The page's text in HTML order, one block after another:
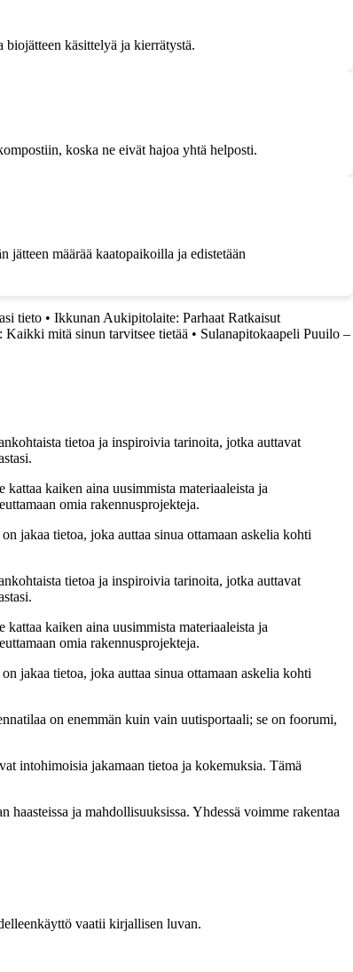
biojätteen käsittelyä ja kierrätystä.
koska ne eivät hajoa yhtä helposti.
määrää kaatopaikoilla ja edistetään
tieto • Ikkunan Aukipitolaite: Parhaat Ratkaisut
Kaikki mitä sinun tarvitsee tietää • Sulanapitokaapeli Puuilo –
tietoa ja inspiroivia tarinoita, jotka auttavat
kaiken aina uusimmista materiaaleista ja
omia rakennusprojekteja.
jakaa tietoa, joka auttaa sinua ottamaan askelia kohti
tietoa ja inspiroivia tarinoita, jotka auttavat
kaiken aina uusimmista materiaaleista ja
omia rakennusprojekteja.
jakaa tietoa, joka auttaa sinua ottamaan askelia kohti
on enemmän kuin vain uutisportaali; se on foorumi,
intohimoisia jakamaan tietoa ja kokemuksia. Tämä
ja mahdollisuuksissa. Yhdessä voimme rakentaa
vaatii kirjallisen luvan.